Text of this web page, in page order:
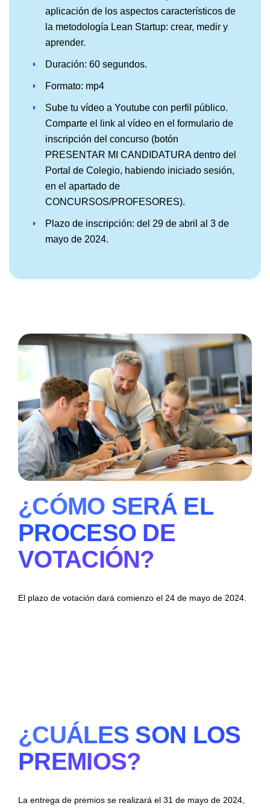
aplicación de los aspectos característicos de
la metodología Lean Startup: crear, medir y
aprender.
Duración: 60 segundos.
Formato: mp4
Sube tu vídeo a Youtube con perfil público.
Comparte el link al vídeo en el formulario de
inscripción del concurso (botón
PRESENTAR MI CANDIDATURA dentro del
Portal de Colegio, habiendo iniciado sesión,
en el apartado de
CONCURSOS/PROFESORES).
Plazo de inscripción: del 29 de abril al 3 de
mayo de 2024.
¿CÓMO SERÁ EL
PROCESO DE
VOTACIÓN?
El plazo de votación dará comienzo el 24 de mayo de 2024.
¿CUÁLES SON LOS
PREMIOS?
La entrega de premios se realizará el 31 de mayo de 2024,